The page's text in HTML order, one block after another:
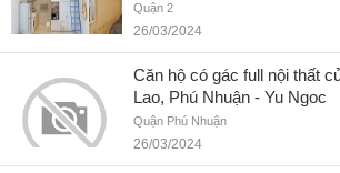
Quận 2
26/03/2024
Căn hộ có gác full nội thất
Lao, Phú Nhuận - Yu Ngoc
Quận Phú Nhuận
26/03/2024